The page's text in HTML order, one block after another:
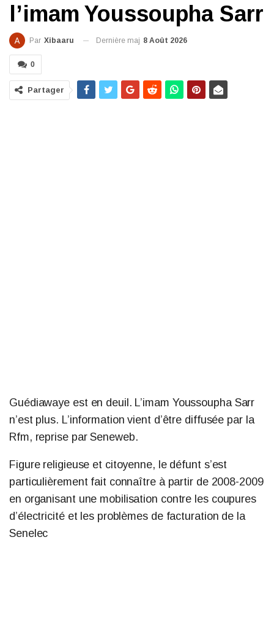
l’imam Youssoupha Sarr
Par Xibaaru Dernière maj 8 Août 2026
0
Partager
Guédiawaye est en deuil. L’imam Youssoupha Sarr
n’est plus. L’information vient d’être diffusée par la
Rfm, reprise par Seneweb.
Figure religieuse et citoyenne, le défunt s’est
particulièrement fait connaître à partir de 2008-2009
en organisant une mobilisation contre les coupures
d’électricité et les problèmes de facturation de la
Senelec